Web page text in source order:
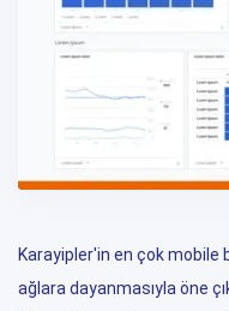
Karayipler'in en çok mobile
ağlara dayanmasıyla öne